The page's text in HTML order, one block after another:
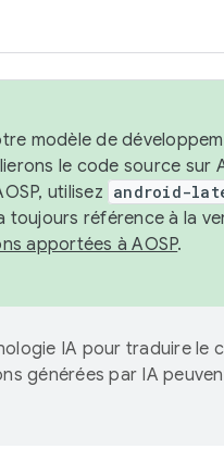
modèle de
le code source sur
utilisez android-
toujours référence à la
apportées à AOSP.
IA pour traduire le
générées par IA